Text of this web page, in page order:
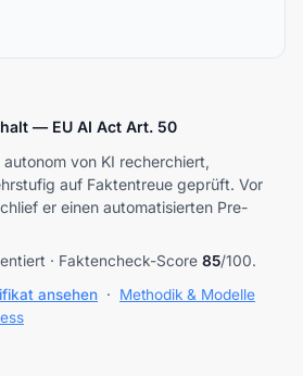
— EU AI Act Art. 50
von KI recherchiert,
auf Faktentreue geprüft. Vor
er einen automatisierten Pre-
· Faktencheck-Score 85/100.
ansehen · Methodik & Modelle